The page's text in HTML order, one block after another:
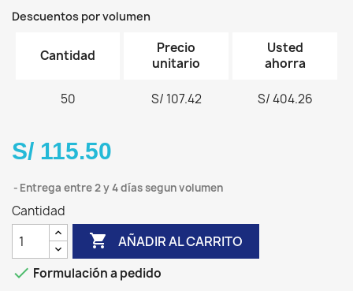
Descuentos por volumen
Cantidad
Precio
unitario
Usted
ahorra
50 S/ 107.42 S/ 404.26
S/ 115.50
Entrega entre 2 y 4 días segun volumen
Cantidad
 AÑADIR AL CARRITO
 Formulación a pedido